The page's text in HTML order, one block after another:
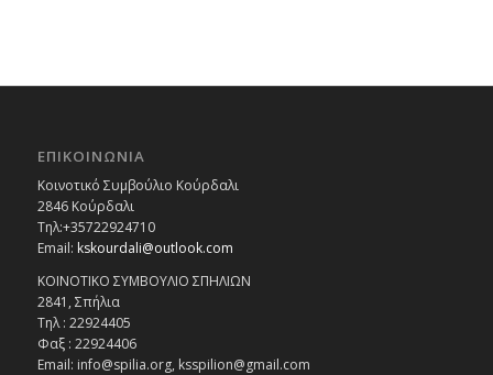
ΕΠΙΚΟΙΝΩΝΙΑ
Κοινοτικό Συμβούλιο Κούρδαλι
2846 Κούρδαλι
Τηλ:+35722924710
Email: kskourdali@outlook.com
ΚΟΙΝΟΤΙΚΟ ΣΥΜΒΟΥΛΙΟ ΣΠΗΛΙΩΝ
2841, Σπήλια
Τηλ : 22924405
Φαξ : 22924406
Email: info@spilia.org, ksspilion@gmail.com